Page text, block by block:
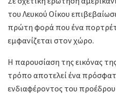
του Λευκού Οίκου
πρώτη φορά που ένα
εμφανίζεται στον χώρο.
Η παρουσίαση της εικόνας
τρόπο αποτελεί ένα
ενδιαφέροντος του